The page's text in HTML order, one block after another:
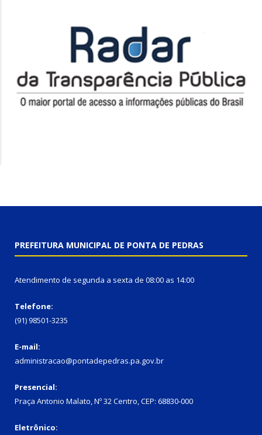
PREFEITURA MUNICIPAL DE PONTA DE PEDRAS
Atendimento de segunda a sexta de 08:00 as 14:00
Telefone:
(91) 98501-3235
E-mail:
administracao@pontadepedras.pa.gov.br
Presencial:
Praça Antonio Malato, Nº 32 Centro, CEP: 68830-000
Eletrônico: